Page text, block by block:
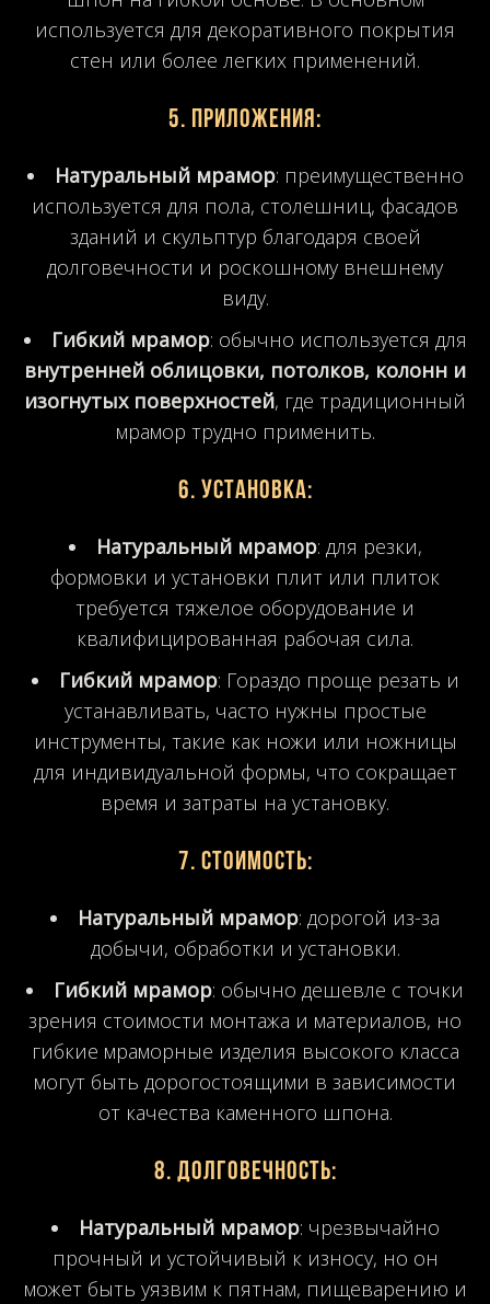
используется для декоративного покрытия
стен или более легких применений.
5. Приложения :
Натуральный мрамор: преимущественно
используется для пола, столешниц, фасадов
зданий и скульптур благодаря своей
долговечности и роскошному внешнему
виду.
Гибкий мрамор: обычно используется для
внутренней облицовки, потолков, колонн и
изогнутых поверхностей, где традиционный
мрамор трудно применить.
6. Установка:
Натуральный мрамор: для резки,
формовки и установки плит или плиток
требуется тяжелое оборудование и
квалифицированная рабочая сила.
Гибкий мрамор: Гораздо проще резать и
устанавливать, часто нужны простые
инструменты, такие как ножи или ножницы
для индивидуальной формы, что сокращает
время и затраты на установку.
7. Стоимость:
Натуральный мрамор: дорогой из-за
добычи, обработки и установки.
Гибкий мрамор: обычно дешевле с точки
зрения стоимости монтажа и материалов, но
гибкие мраморные изделия высокого класса
могут быть дорогостоящими в зависимости
от качества каменного шпона.
8. Долговечность:
Натуральный мрамор: чрезвычайно
прочный и устойчивый к износу, но он
может быть уязвим к пятнам, пищеварению и